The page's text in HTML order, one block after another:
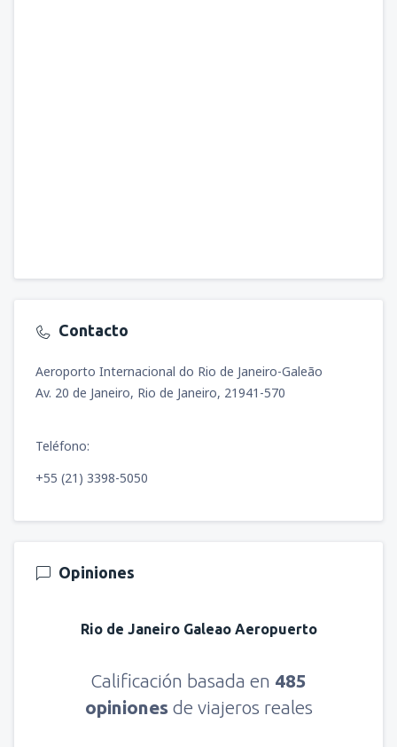
Contacto
Aeroporto Internacional do Rio de Janeiro-Galeão
Av. 20 de Janeiro, Rio de Janeiro, 21941-570
Teléfono:
+55 (21) 3398-5050
Opiniones
Rio de Janeiro Galeao Aeropuerto
Calificación basada en 485
opiniones de viajeros reales